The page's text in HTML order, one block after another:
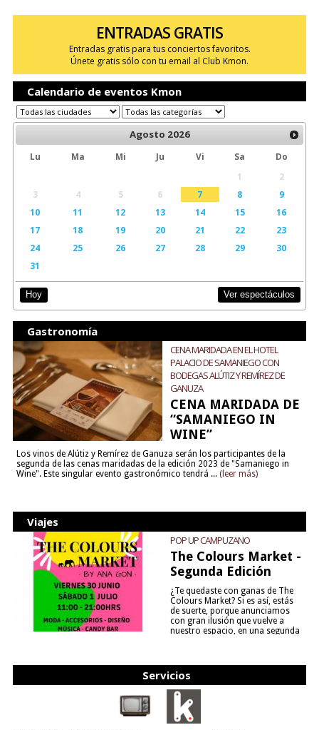
ENTRADAS GRATIS
Entradas gratis para tus conciertos favoritos.
Únete gratis sólo con tu email al Club Kmon.
Calendario de eventos Kmon
Agosto 2026
Lu Ma Mi Ju Vi Sa
Do
1
2
3
4 5 6 7 8
9
10
11 12 13 14 15
16
17
18 19 20 21 22
23
24
25 26 27 28 29
30
31
Hoy Ver espectáculos
Gastronomía
CENA MARIDADA EN EL HOTEL
PALACIO DE SAMANIEGO CON
BODEGAS ALÚTIZ Y REMÍREZ DE
GANUZA
CENA MARIDADA DE
“SAMANIEGO IN
WINE”
Los vinos de Alútiz y Remírez de Ganuza serán los participantes de la
segunda de las cenas maridadas de la edición 2023 de "Samaniego in
Wine". Este singular evento gastronómico tendrá ... (leer más)
Viajes
POP UP CAMPUZANO
The Colours Market -
Segunda Edición
¿Te quedaste con ganas de The
Colours Market? Si es así, estás
de suerte, porque anunciamos
con gran ilusión que vuelve a
nuestro espacio, en una segunda
Servicios